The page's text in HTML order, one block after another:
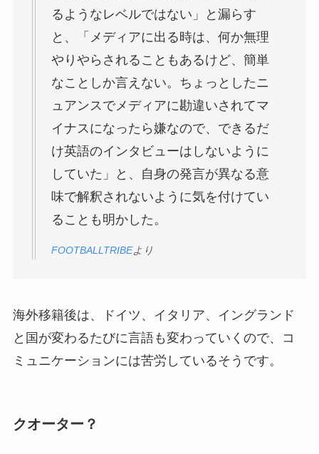
るようなレベルではない」と漏らす
と、「メディアに出る時は、何か無理
やりやらされることもあるけど、簡単
なことしか言えない。ちょっとしたニ
ュアンスでメディアに勘違いされてマ
イナスになったら嫌なので、できるだ
け英語のインタビューはしないように
していた」と、自身の発言が異なる意
味で解釈されないように気を付けてい
ることも明かした。
FOOTBALLTRIBEより
海外移籍後は、ドイツ、イタリア、イングランド
と国が変わるたびに言語も変わっていくので、コ
ミュニケーションには苦労しているそうです。
クオーター？